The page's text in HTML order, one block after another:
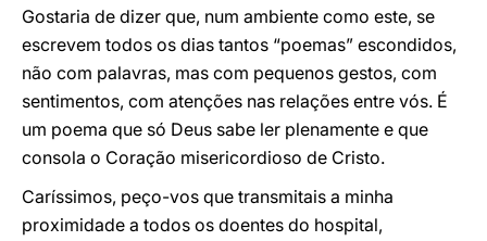
Gostaria de dizer que, num ambiente como este, se
escrevem todos os dias tantos “poemas” escondidos,
não com palavras, mas com pequenos gestos, com
sentimentos, com atenções nas relações entre vós. É
um poema que só Deus sabe ler plenamente e que
consola o Coração misericordioso de Cristo.
Caríssimos, peço-vos que transmitais a minha
proximidade a todos os doentes do hospital,